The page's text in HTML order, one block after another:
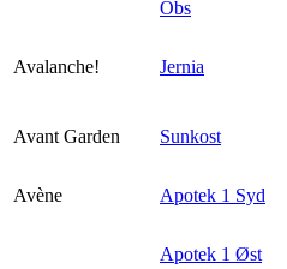
Obs
Avalanche! Jernia
Avant Garden Sunkost
Avène
Apotek 1 Syd
Apotek 1 Øst